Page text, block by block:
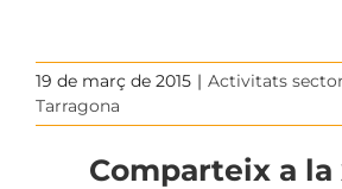
19 de març de 2015 | Activitats
Tarragona
Comparteix a la